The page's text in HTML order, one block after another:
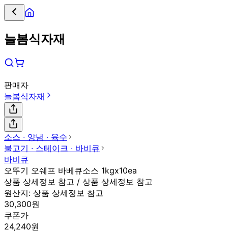
늘봄식자재
판매자
늘봄식자재
소스 ∙ 양념 ∙ 육수
불고기 ∙ 스테이크 ∙ 바비큐
바비큐
오뚜기 오쉐프 바베큐소스 1kgx10ea
상품 상세정보 참고 / 상품 상세정보 참고
원산지: 상품 상세정보 참고
30,300원
쿠폰가
24,240원